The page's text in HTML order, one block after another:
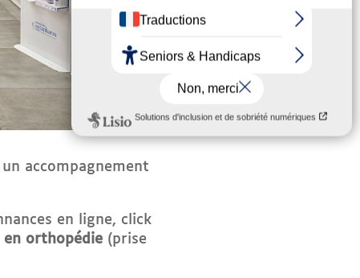
accompagnement
en ligne, click
en orthopédie(prise